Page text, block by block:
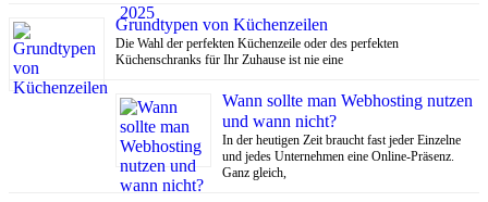
Grundtypen von Küchenzeilen
Die Wahl der perfekten Küchenzeile oder des perfekten
Küchenschranks für Ihr Zuhause ist nie eine
Wann sollte man Webhosting nutzen
und wann nicht?
In der heutigen Zeit braucht fast jeder Einzelne
und jedes Unternehmen eine Online-Präsenz.
Ganz gleich,